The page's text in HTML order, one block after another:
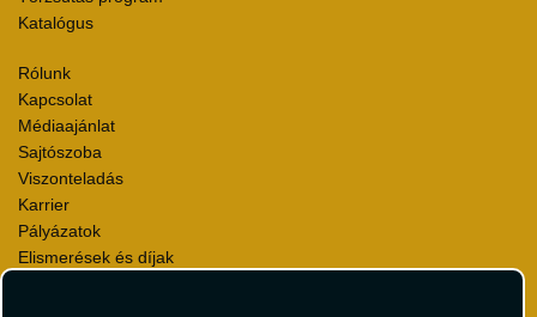
Katalógus
Rólunk
Kapcsolat
Médiaajánlat
Sajtószoba
Viszonteladás
Karrier
Pályázatok
Elismerések és díjak